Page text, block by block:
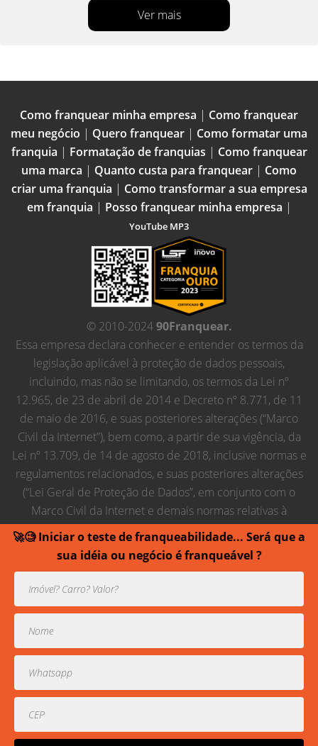
Ver mais
🚀🧐 Iniciar o teste de franqueabilidade... Será que a
sua idéia ou negócio é franqueável ?
Como franquear minha empresa | Como franquear
meu negócio | Quero franquear | Como formatar uma
franquia | Formatação de franquias | Como franquear
uma marca | Quanto custa para franquear | Como
criar uma franquia | Como transformar a sua empresa
em franquia | Posso franquear minha empresa |
YouTube MP3
© 2010-202490Franquear.
Essa empresa declara conhecer e entender os termos da
legislação aplicável à proteção de dados pessoais,
incluindo, mas não se limitando, os termos da Lei nº
12.965, de 23 de abril de 2014 e Decreto nº 8.771, de 11
de maio de 2016, e suas posteriores alterações (“Marco
Civil da Internet”), bem como, a partir de sua vigência, da
Lei nº 13.709, de 14 de agosto de 2018, inclusive normas e
regulamentos relacionados, e suas posteriores alterações
(“Lei Geral de Proteção de Dados”, em conjunto com o
Marco Civil da Internet e demais normas relativas à
proteção de dados pessoais, “Regras de Proteção de
Dados”), obrigando-se, em conjunto com seus
empregados, colaboradores, membros estatutários,
prepostos e terceiros contratados relacionados ao
estabelecido nesta lei.
Usamos cookies para prover uma experiência melhor de
navegação.
Todos direitos reservados contra cópias ou reproduções
parciais de contéudo.